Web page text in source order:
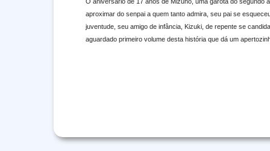
aproximar do senpai a quem tanto admira, seu pai se
juventude, seu amigo de infância, Kizuki, de repente se
aguardado primeiro volume desta história que dá um